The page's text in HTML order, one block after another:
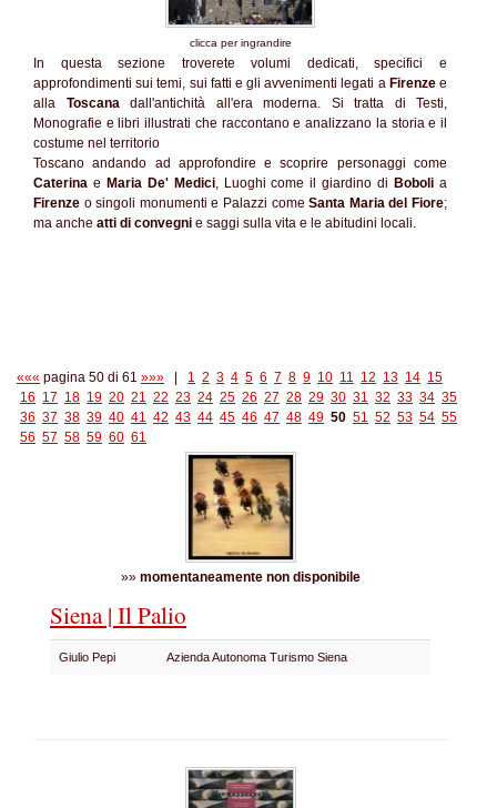
clicca per ingrandire
In questa sezione troverete volumi dedicati, specifici e
approfondimenti sui temi, sui fatti e gli avvenimenti legati a Firenzee
alla Toscanadall'antichità all'era moderna. Si tratta di Testi,
Monografie e libri illustrati che raccontano e analizzano la storia e il
costume nel territorio
Toscano andando ad approfondire e scoprire personaggi come
Caterina e Maria De' Medici, Luoghi come il giardino di Boboli a
Firenze o singoli monumenti e Palazzi comeSanta Maria del Fiore;
ma anche atti di convegni e saggi sulla vita e le abitudini locali.
««« pagina 50 di 61 »»» 1 2 3 4 5 6 7 8 9 10 11 12 13 14 15
16 17 18 19 20 21 22 23 24 25 26 27 28 29 30 31 32 33 34 35
36 37 38 39 40 41 42 43 44 45 46 47 48 49 50 51 52 53 54 55
56 57 58 59 60 61
»» momentaneamente non disponibile
Siena | Il Palio
Giulio Pepi Azienda Autonoma Turismo Siena